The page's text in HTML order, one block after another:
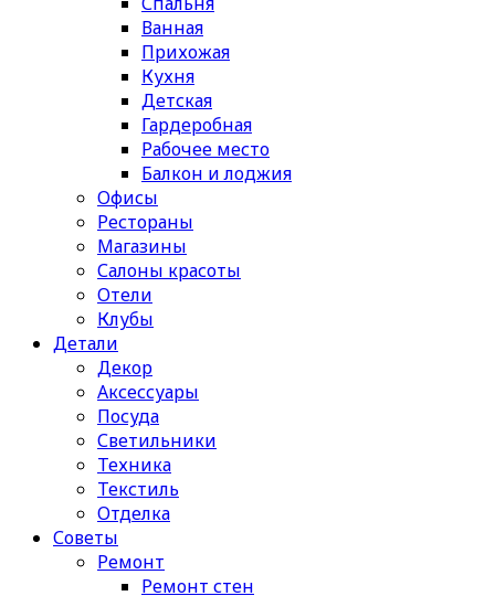
Ванная
Прихожая
Кухня
Детская
Гардеробная
Рабочее место
Балкон и лоджия
Офисы
Рестораны
Магазины
Салоны красоты
Отели
Клубы
Детали
Декор
Аксессуары
Посуда
Светильники
Техника
Текстиль
Отделка
Советы
Ремонт
Ремонт стен